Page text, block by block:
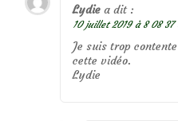
Lydie a dit :
10 juillet 2019 à 8 08 37
Je suis trop
cette vidéo.
Lydie